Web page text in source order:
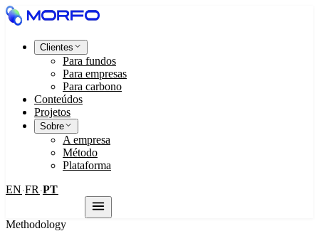
Clientes
Para fundos
Para empresas
Para carbono
Conteúdos
Projetos
Sobre
A empresa
Método
Plataforma
EN ·FR ·PT
Methodology